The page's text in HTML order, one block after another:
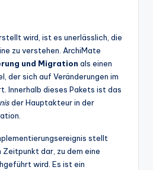
wird, ist es unerlässlich, die
zu verstehen. ArchiMate
und Migration als einen
der sich auf Veränderungen im
Innerhalb dieses Pakets ist das
der Hauptakteur in der
stellt
dar, zu dem eine
wird. Es ist ein